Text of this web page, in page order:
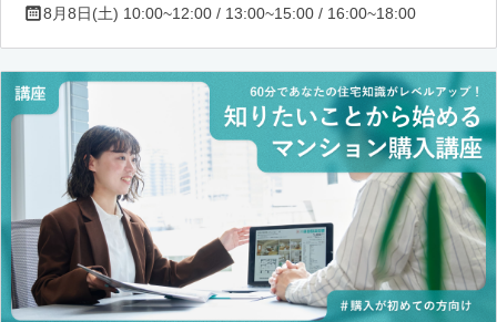
8月8日(土) 10:00~12:00 / 13:00~15:00 / 16:00~18:00